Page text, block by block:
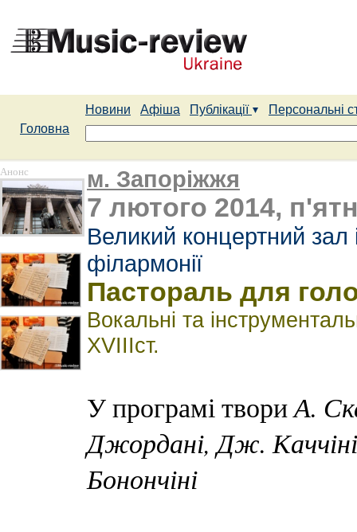
Новини Афіша Публікації
Персональні
Головна
Анонс м. Запоріжжя
7 лютого 2014,
Великий концертний зал
філармонії
Пастораль для
Вокальні та
XVIIIст.
У програмі твориА.
Джордані, Дж.
Бонончіні